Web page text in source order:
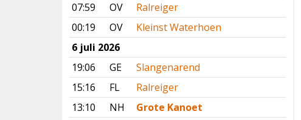
07:59
OV
Ralreiger
00:19
OV
Kleinst Waterhoen
6 juli 2026
19:06
GE
Slangenarend
15:16
FL
Ralreiger
13:10
NH
Grote Kanoet